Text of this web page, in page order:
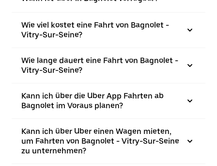
Wie viel kostet eine Fahrt von Bagnolet -
Vitry-Sur-Seine?
Wie lange dauert eine Fahrt von Bagnolet -
Vitry-Sur-Seine?
Kann ich über die Uber App Fahrten ab
Bagnolet im Voraus planen?
Kann ich über Uber einen Wagen mieten,
um Fahrten von Bagnolet - Vitry-Sur-Seine
zu unternehmen?